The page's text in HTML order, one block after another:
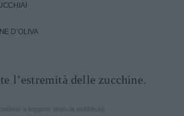
D’OLIVA
l’estremità delle zucchine.